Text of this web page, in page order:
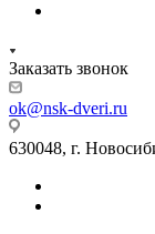
Заказать звонок
ok@nsk-dveri.ru
630048, г.